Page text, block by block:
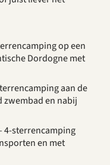
op een
Dordogne met
aan de
zwembad en nabij
4-sterrencamping
en met